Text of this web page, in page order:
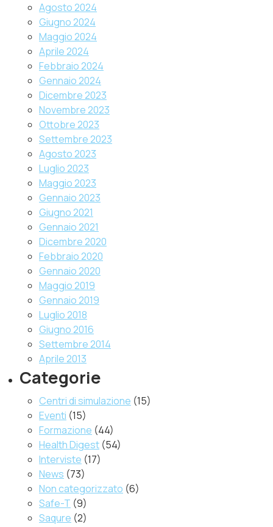
Agosto 2024
Giugno 2024
Maggio 2024
Aprile 2024
Febbraio 2024
Gennaio 2024
Dicembre 2023
Novembre 2023
Ottobre 2023
Settembre 2023
Agosto 2023
Luglio 2023
Maggio 2023
Gennaio 2023
Giugno 2021
Gennaio 2021
Dicembre 2020
Febbraio 2020
Gennaio 2020
Maggio 2019
Gennaio 2019
Luglio 2018
Giugno 2016
Settembre 2014
Aprile 2013
Categorie
Centri di simulazione (15)
Eventi (15)
Formazione (44)
Health Digest (54)
Interviste (17)
News (73)
Non categorizzato (6)
Safe-T (9)
Saqure (2)